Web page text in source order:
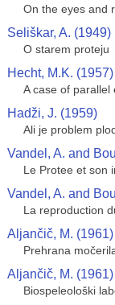
On the eyes and
Seliškar, A. (1949)
O starem proteju
Hecht, M.K. (1957)
A case of parallel
Hadži, J. (1959)
Ali je problem
Vandel, A. and
Le Protee et son
Vandel, A. and
La reproduction
Aljančič, M. (1961)
Prehrana
Aljančič, M. (1961)
Biospeleološki